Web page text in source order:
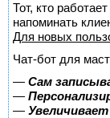
Тот, кто
напоминать
Для новых
Чат-бот для
— Сам
—
—